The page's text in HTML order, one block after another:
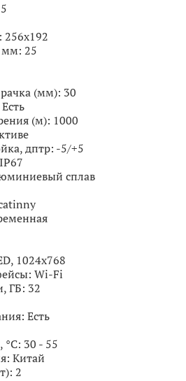
256x192
мм: 25
(мм): 30
Есть
(м): 1000
дптр: -5/+5
IP67
сплав
1024x768
Wi-Fi
ГБ: 32
Есть
°С: 30 - 55
Китай
2